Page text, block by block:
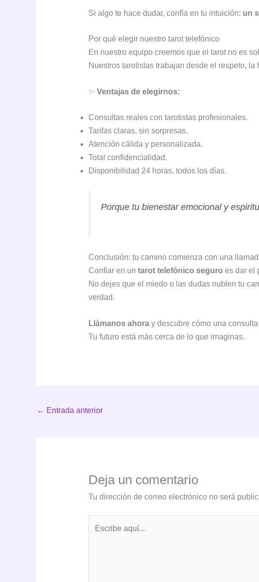
Si algo te hace dudar, confía en tu intuición: un
Por qué elegir nuestro tarot telefónico
En nuestro equipo creemos que el tarot no es
Nuestros tarotistas trabajan desde el respeto,
✨ Ventajas de elegirnos:
Consultas reales con tarotistas profesionales.
Tarifas claras, sin sorpresas.
Atención cálida y personalizada.
Total confidencialidad.
Disponibilidad 24 horas, todos los días.
Porque tu bienestar emocional y
Conclusión: tu camino comienza con una
Confiar en un tarot telefónico seguro es dar el
No dejes que el miedo o las dudas nublen tu
verdad.
Llámanos ahoray descubre cómo una
Tu futuro está más cerca de lo que imaginas.
← Entrada anterior
Deja un comentario
Tu dirección de correo electrónico no será